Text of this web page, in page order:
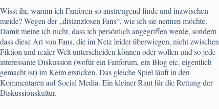
Wisst ihr, warum ich Fanforen so anstrengend finde und inzwischen
meide? Wegen der „distanzlosen Fans“, wie ich sie nennen möchte.
Damit meine ich nicht, dass ich persönlich angegriffen werde, sondern
dass diese Art von Fans, die im Netz leider überwiegen, nicht zwischen
Fiktion und realer Welt unterscheiden können oder wollen und so jede
interessante Diskussion (wofür ein Fanforum, ein Blog etc. eigentlich
gemacht ist) im Keim ersticken. Das gleiche Spiel läuft in den
Kommentaren auf Social Media. Ein kleiner Rant für die Rettung der
Diskussionskultur.